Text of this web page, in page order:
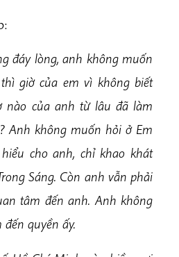
đáy lòng, anh không muốn
giờ của em vì không biết
nào của anh từ lâu đã làm
Anh không muốn hỏi ở Em
cho anh, chỉ khao khát
Sáng. Còn anh vẫn phải
tâm đến anh. Anh không
quyền ấy.